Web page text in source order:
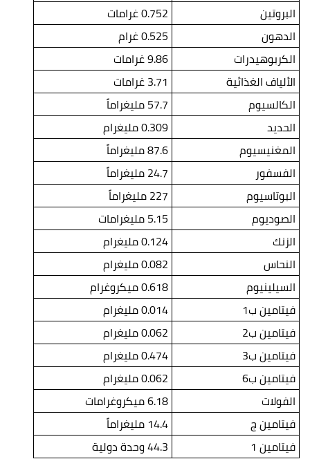
البروتين
0.752 غرامات
الدهون
0.525 غرام
الكربوهيدرات
9.86 غرامات
الألياف الغذائية
3.71 غرامات
الكالسيوم
57.7 مليغراماً
الحديد
0.309 مليغرام
المغنيسيوم
87.6 مليغراماً
الفسفور
24.7 مليغراماً
البوتاسيوم
227 مليغراماً
الصوديوم
5.15 مليغرامات
الزنك
0.124 مليغرام
النحاس
0.082 مليغرام
السيلينيوم
0.618 ميكروغرام
فيتامين ب1
0.014 مليغرام
فيتامين ب2
0.062 مليغرام
فيتامين ب3
0.474 مليغرام
فيتامين ب6
0.062 مليغرام
الفولات
6.18 ميكروغرامات
فيتامين ج
14.4 مليغراماً
فيتامين 1
44.3 وحدة دولية